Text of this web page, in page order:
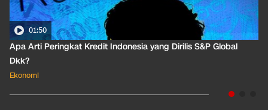
01:50
Apa Arti Peringkat Kredit Indonesia yang Dirilis S&P Global
Dkk?
Ekonomi